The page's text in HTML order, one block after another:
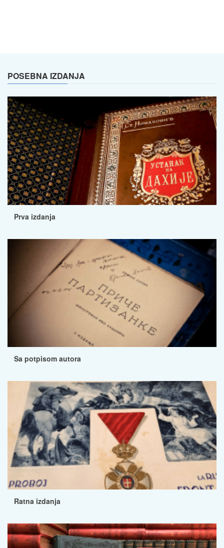
POSEBNA IZDANJA
Prva izdanja
Sa potpisom autora
Ratna izdanja